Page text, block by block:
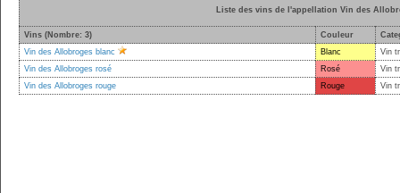
Liste des vins de l'appellation Vin des
Vins (Nombre: 3) Couleur
Vin des Allobroges blanc
Blanc
Vin
Vin des Allobroges rosé
Rosé
Vin
Vin des Allobroges rouge
Rouge Vin